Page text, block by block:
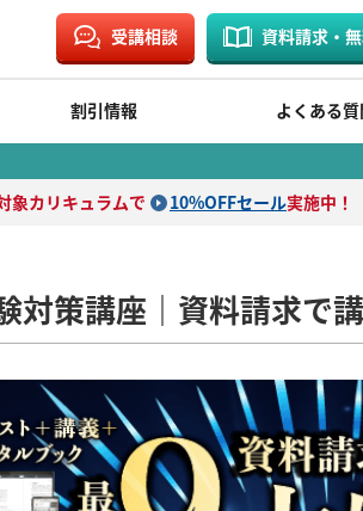
受講相談 資料請求・
割引情報 よくある質
象カリキュラムで 10%OFFセール実施中！
対策講座｜資料請求で